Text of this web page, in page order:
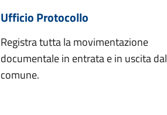
Ufficio Protocollo
Registra tutta la movimentazione
documentale in entrata e in uscita dal
comune.